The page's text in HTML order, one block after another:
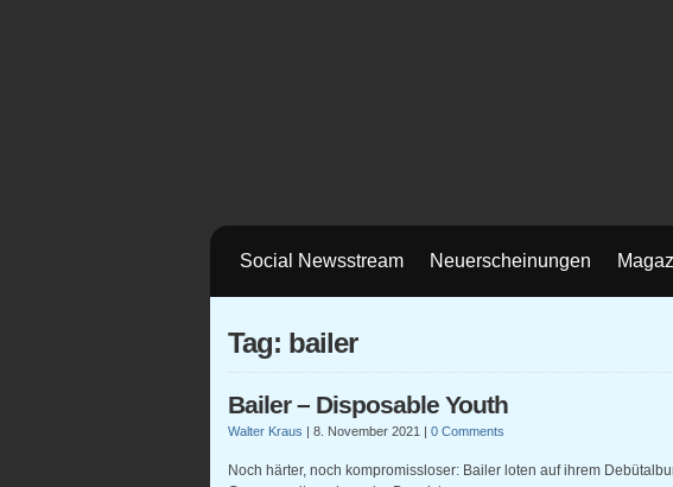
Social Newsstream Neuerscheinungen
Tag: bailer
Bailer – Disposable Youth
Walter Kraus | 8. November 2021 | 0 Comments
Noch härter, noch kompromissloser: Bailer loten auf ihrem